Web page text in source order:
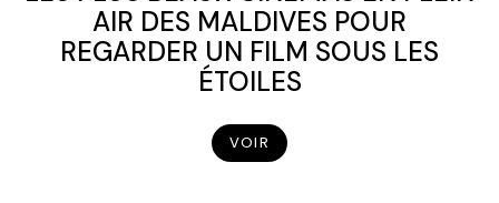
AIR DES MALDIVES POUR
REGARDER UN FILM SOUS LES
ÉTOILES
VOIR